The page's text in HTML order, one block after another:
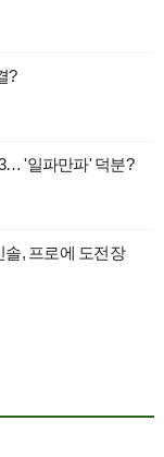
?
'일파만파' 덕분?
, 프로에 도전장